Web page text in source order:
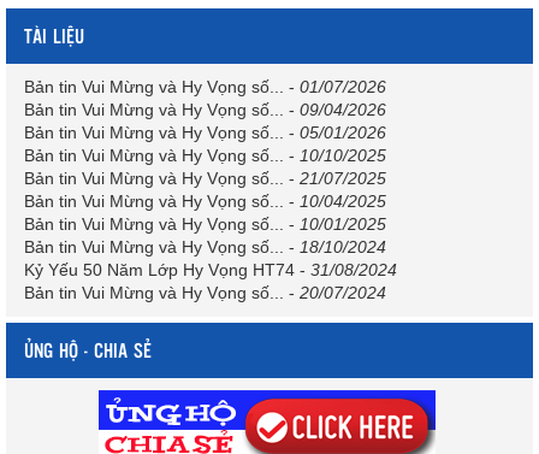
TÀI LIỆU
Bản tin Vui Mừng và Hy Vọng số... - 01/07/2026
Bản tin Vui Mừng và Hy Vọng số... - 09/04/2026
Bản tin Vui Mừng và Hy Vọng số... - 05/01/2026
Bản tin Vui Mừng và Hy Vọng số... - 10/10/2025
Bản tin Vui Mừng và Hy Vọng số... - 21/07/2025
Bản tin Vui Mừng và Hy Vọng số... - 10/04/2025
Bản tin Vui Mừng và Hy Vọng số... - 10/01/2025
Bản tin Vui Mừng và Hy Vọng số... - 18/10/2024
Kỷ Yếu 50 Năm Lớp Hy Vọng HT74 - 31/08/2024
Bản tin Vui Mừng và Hy Vọng số... - 20/07/2024
ỦNG HỘ - CHIA SẺ